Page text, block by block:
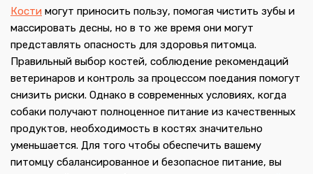
Кости могут приносить пользу, помогая чистить зубы и
массировать десны, но в то же время они могут
представлять опасность для здоровья питомца.
Правильный выбор костей, соблюдение рекомендаций
ветеринаров и контроль за процессом поедания помогут
снизить риски. Однако в современных условиях, когда
собаки получают полноценное питание из качественных
продуктов, необходимость в костях значительно
уменьшается. Для того чтобы обеспечить вашему
питомцу сбалансированное и безопасное питание, вы